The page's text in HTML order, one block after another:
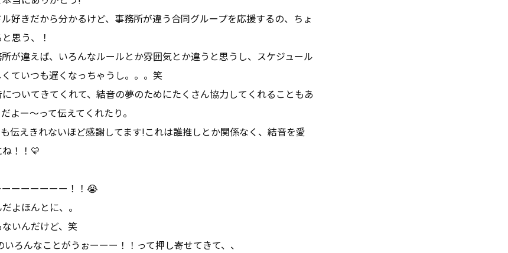
好きだから分かるけど、事務所が違う合同グループを応援するの、ちょ
思う、！
が違えば、いろんなルールとか雰囲気とか違うと思うし、スケジュール
ていつも遅くなっちゃうし。。。笑
ついてきてくれて、結音の夢のためにたくさん協力してくれることもあ
よー〜って伝えてくれたり。
伝えきれないほど感謝してます!これは誰推しとか関係なく、結音を愛
！！💛
ーーーーーー！！😭
よほんとに、。
いんだけど、笑
ろんなことがうぉーーー！！って押し寄せてきて、、